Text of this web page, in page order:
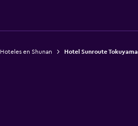
Hoteles en Shunan Hotel Sunroute Tokuyama